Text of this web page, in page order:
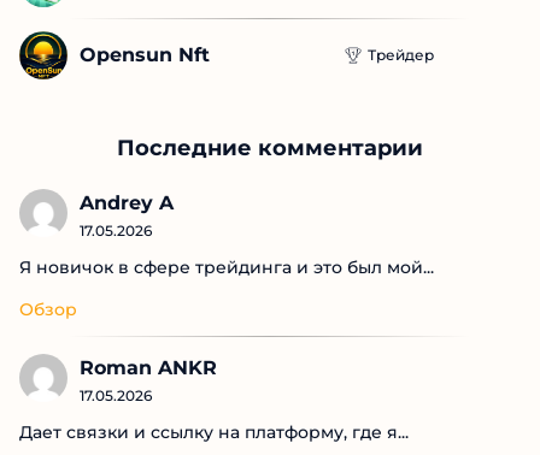
Opensun Nft Трейдер
Последние комментарии
Andrey A
17.05.2026
Я новичок в сфере трейдинга и это был мой...
Обзор
Roman ANKR
17.05.2026
Дает связки и ссылку на платформу, где я...